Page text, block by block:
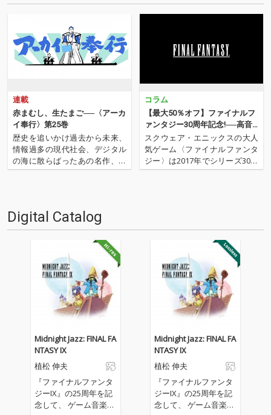
連載
赤まむし、生たまご──〈アーカ
イ奉行〉第25巻
歴史を追いかけ過去から未来、
情報過多の現代社会、デジタル
の海に散らばったあの名作、こ
の名作たちをひとつにまとめる
は…'''1.過去作の最新リマスター
音源 2.これまで未配信…
コラム
【最大50％オフ】ファイナルフ
ァンタジー30周年記念!──高音
質サントラが期間限定プライ
ス・オフ!
スクウェア・エニックスの大人
気ゲーム〈ファイナルファンタ
ジー〉は2017年でシリーズ30周
年! それを記念しOTOTOYでは12
未配…
Digital Catalog
Midnight Jazz: FINAL FA
NTASY IX
植松 伸夫
『ファイナルファンタ
ジーIX』の25周年を記
念して、 ゲーム音楽の
Midnight Jazz: FINAL FA
NTASY IX
植松 伸夫
『ファイナルファンタ
ジーIX』の25周年を記
念して、 ゲーム音楽の